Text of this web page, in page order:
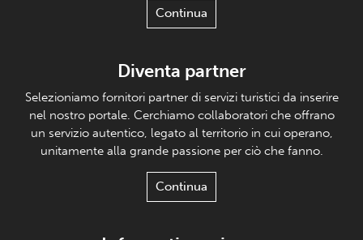
Continua
Diventa partner
Selezioniamo fornitori partner di servizi turistici da inserire
nel nostro portale. Cerchiamo collaboratori che offrano
un servizio autentico, legato al territorio in cui operano,
unitamente alla grande passione per ciò che fanno.
Continua